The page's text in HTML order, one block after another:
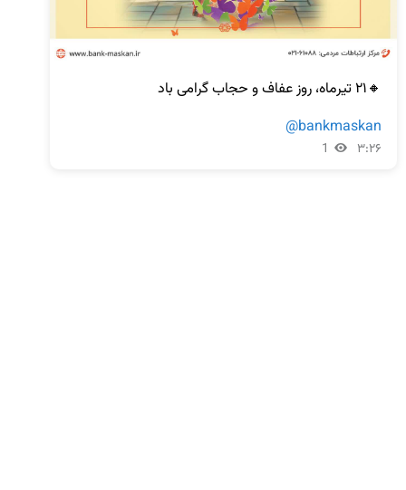
@bankmaskan
1 ۳:۲۶